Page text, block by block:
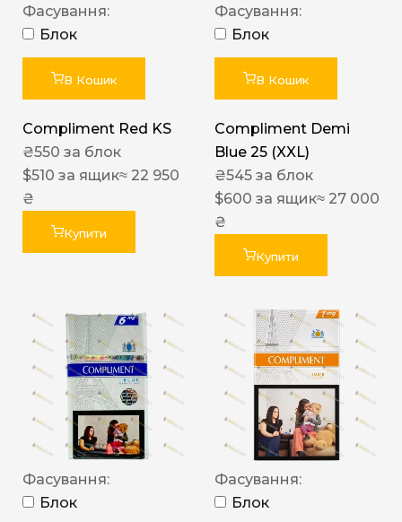
Фасування:
Блок
В Кошик
Compliment Red KS
₴550 за блок
$510 за ящик≈ 22 950
₴
Купити
Фасування:
Блок
В Кошик
Compliment Demi
Blue 25 (XXL)
₴545 за блок
$600 за ящик≈ 27 000
₴
Купити
Фасування:
Блок
Фасування:
Блок